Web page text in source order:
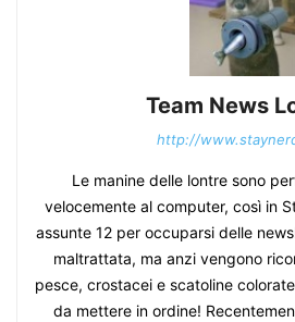
Team News
http://
Le manine delle lontre sono
velocemente al computer, così in
assunte 12 per occuparsi delle
maltrattata, ma anzi vengono
pesce, crostacei e scatoline
da mettere in ordine!